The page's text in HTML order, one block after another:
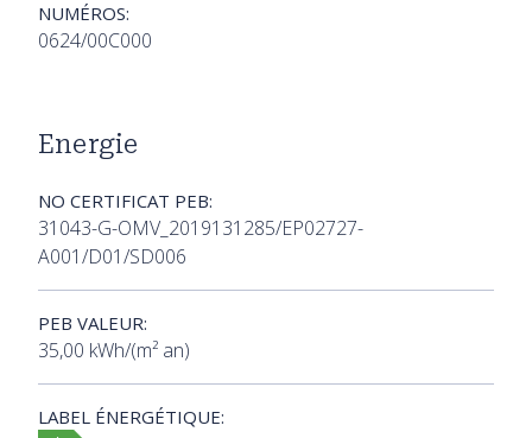
NUMÉROS:
0624/00C000
Energie
NO CERTIFICAT PEB:
31043-G-OMV_2019131285/EP02727-
A001/D01/SD006
PEB VALEUR:
35,00 kWh/(m² an)
LABEL ÉNERGÉTIQUE: